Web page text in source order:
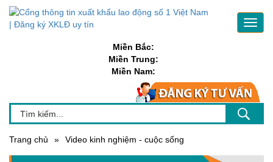
Miền Bắc:
Miền Trung:
Miền Nam:
Trang chủ » Video kinh nghiệm - cuộc sống